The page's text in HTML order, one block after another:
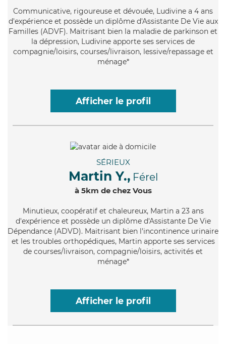
Communicative, rigoureuse et dévouée, Ludivine a 4 ans
d'expérience et possède un diplôme d'Assistante De Vie aux
Familles (ADVF). Maitrisant bien la maladie de parkinson et
la dépression, Ludivine apporte ses services de
compagnie/loisirs, courses/livraison, lessive/repassage et
ménage*
Afficher le profil
SÉRIEUX
Martin Y., Férel
à 5km de chez Vous
Minutieux, coopératif et chaleureux, Martin a 23 ans
d'expérience et possède un diplôme d'Assistante De Vie
Dépendance (ADVD). Maitrisant bien l'incontinence urinaire
et les troubles orthopédiques, Martin apporte ses services
de courses/livraison, compagnie/loisirs, activités et
ménage*
Afficher le profil